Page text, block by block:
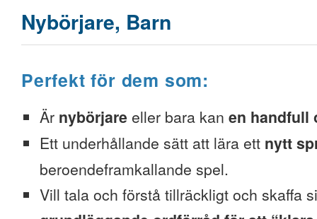
Nybörjare, Barn
Perfekt för dem som:
Är nybörjare eller bara kan en handfull
Ett underhållande sätt att lära ett nytt
beroendeframkallande spel.
Vill tala och förstå tillräckligt och skaffa